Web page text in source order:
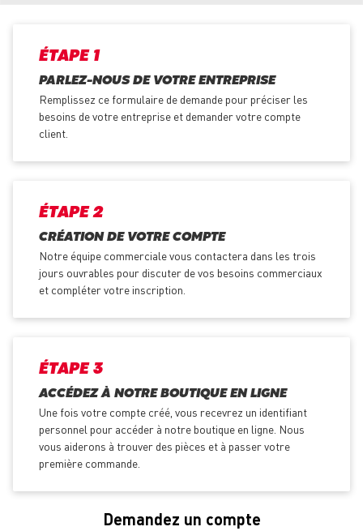
ÉTAPE 1
PARLEZ-NOUS DE VOTRE ENTREPRISE
Remplissez ce formulaire de demande pour préciser les
besoins de votre entreprise et demander votre compte
client.
ÉTAPE 2
CRÉATION DE VOTRE COMPTE
Notre équipe commerciale vous contactera dans les trois
jours ouvrables pour discuter de vos besoins commerciaux
et compléter votre inscription.
ÉTAPE 3
ACCÉDEZ À NOTRE BOUTIQUE EN LIGNE
Une fois votre compte créé, vous recevrez un identifiant
personnel pour accéder à notre boutique en ligne. Nous
vous aiderons à trouver des pièces et à passer votre
première commande.
Demandez un compte